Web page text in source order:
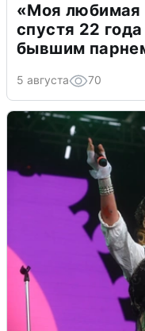
«Моя любимая
спустя 22
бывшим
5 августа 70